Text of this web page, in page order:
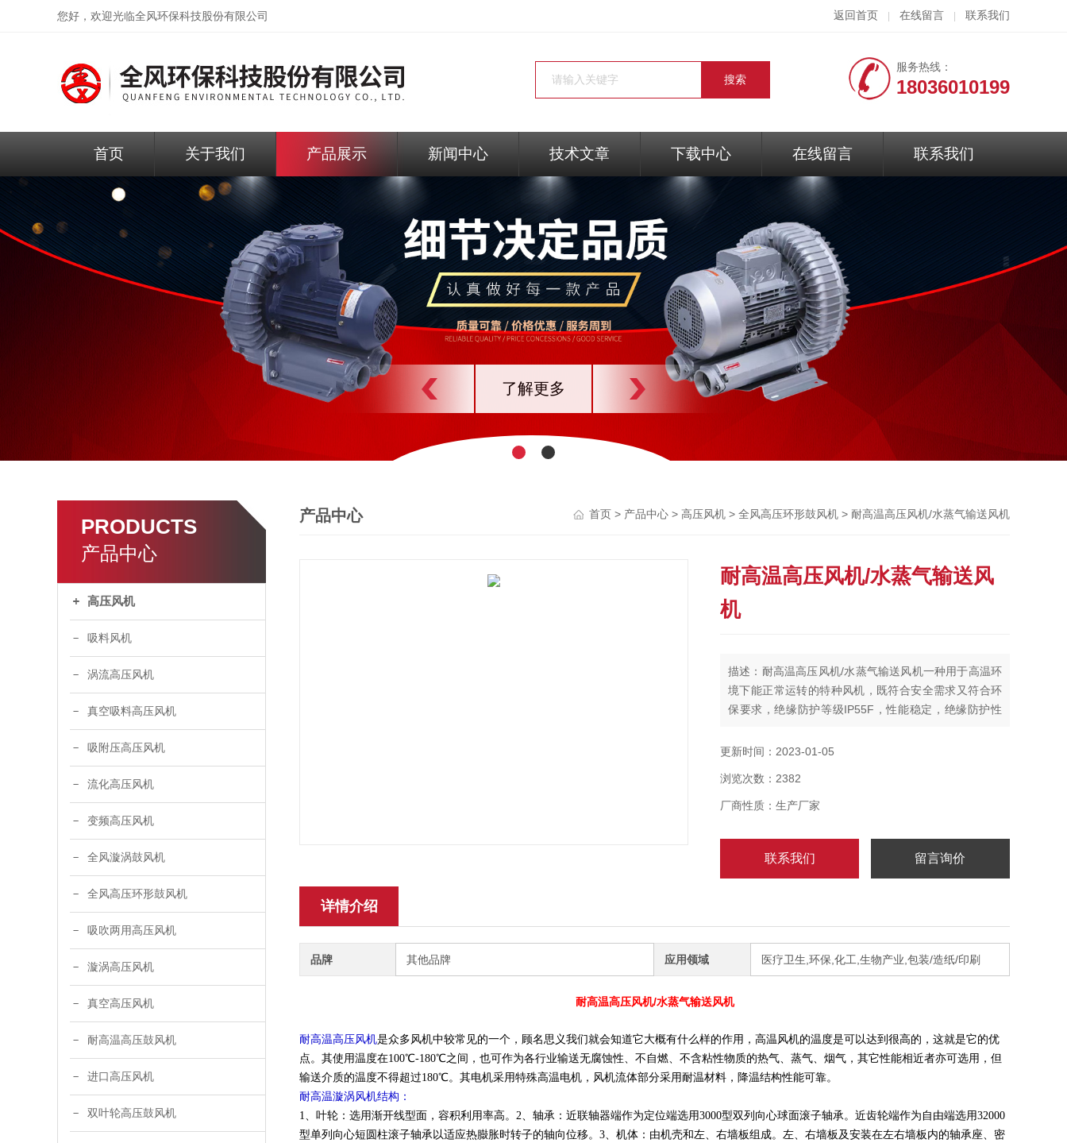
您好，欢迎光临全风环保科技股份有限公司 返回首页 在线留言 联系我们
服务热线：
18036010199
首页 关于我们 产品展示 新闻中心 技术文章 下载中心 在线留言 联系我们
了解更多 Previous
PRODUCTS
产品中心
高压风机
吸料风机
涡流高压风机
真空吸料高压风机
吸附压高压风机
流化高压风机
变频高压风机
全风漩涡鼓风机
全风高压环形鼓风机
吸吹两用高压风机
漩涡高压风机
真空高压风机
耐高温高压鼓风机
进口高压风机
双叶轮高压鼓风机
产品中心 首页 > 产品中心 > 高压风机 > 全风高压环形鼓风机 > 耐高温高压风机/水蒸气输送风机
耐高温高压风机/水蒸气输送风
机
描述：耐高温高压风机/水蒸气输送风机一种用于高温环
境下能正常运转的特种风机，既符合安全需求又符合环
保要求，绝缘防护等级IP55F，性能稳定，绝缘防护性
绕性、对人体无害、对钢铁材料无腐蚀之气体。也可作
气、蒸气、烟气。其它性能相近者亦可选用，但输送介
质的温度不得超过其额定温度范围。
更新时间：2023-01-05
浏览次数：2382
厂商性质：生产厂家
联系我们 留言询价
详情介绍
品牌 其他品牌 应用领域 医疗卫生,环保,化工,生物产业,包装/造纸/印刷
耐高温高压风机/水蒸气输送风机
耐高温高压风机是众多风机中较常见的一个，顾名思义我们就会知道它大概有什么样的作用，高温风机的温度是可以达到很高的，这就是它的优
点。其使用温度在100℃-180℃之间，也可作为各行业输送无腐蚀性、不自燃、不含粘性物质的热气、蒸气、烟气，其它性能相近者亦可选用，但
输送介质的温度不得超过180℃。其电机采用特殊高温电机，风机流体部分采用耐温材料，降温结构性能可靠。
耐高温漩涡风机结构：
1、叶轮：选用渐开线型面，容积利用率高。2、轴承：近联轴器端作为定位端选用3000型双列向心球面滚子轴承。近齿轮端作为自由端选用32000
型单列向心短圆柱滚子轴承以适应热臌胀时转子的轴向位移。3、机体：由机壳和左、右墙板组成。左、右墙板及安装在左右墙板内的轴承座、密